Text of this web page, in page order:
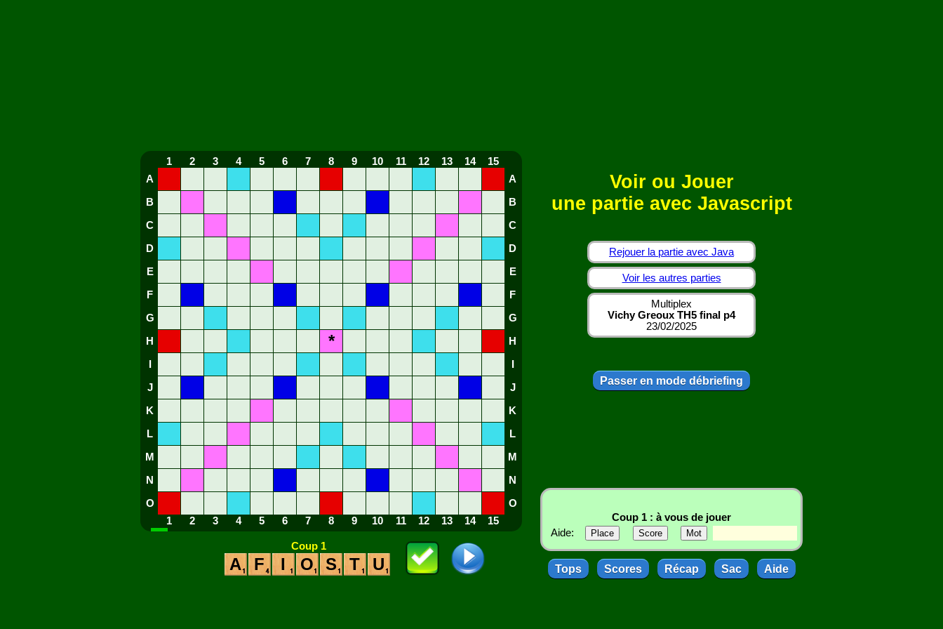
1 2 3 4 5 6 7 8 9 10 11 12 13 14
15
A
A
B B
C C
D D
E E
F F
G G
H * H
J J
K K
L L
M M
N N
O
O
1
2 3 4 5 6 7 8 9 10 11 12 13 14 15
Coup 1
A F I O S T U
Voir ou Jouer
une partie avec Javascript
Rejouer la partie avec Java
Voir les autres parties
Multiplex
Vichy Greoux TH5 final p4
23/02/2025
Passer en mode débriefing
Coup 1 : à vous de jouer
Aide:
Tops Scores Récap Sac Aide